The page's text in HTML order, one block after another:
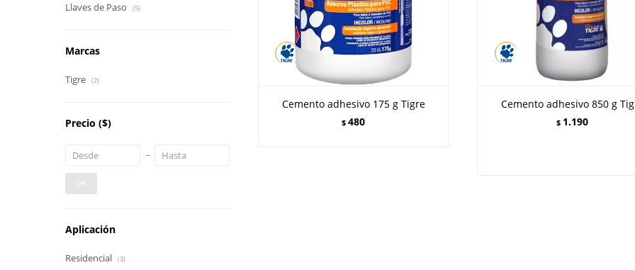
Cemento adhesivo 175 g Tigre
$ 480
Cemento adhesivo 850 g
$ 1.190
Llaves de Paso (5)
Marcas
Tigre (2)
Precio ($)
OK
Aplicación
Residencial (3)